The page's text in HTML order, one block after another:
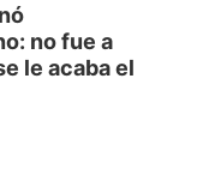
no fue a
le acaba el